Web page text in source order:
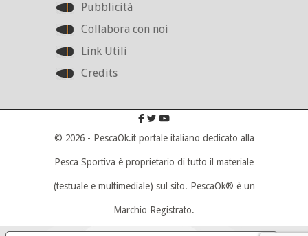
Pubblicità
Collabora con noi
Link Utili
Credits
© 2026 - PescaOk.it portale italiano dedicato alla
Pesca Sportiva è proprietario di tutto il materiale
(testuale e multimediale) sul sito. PescaOk® è un
Marchio Registrato.
Scroll To Top